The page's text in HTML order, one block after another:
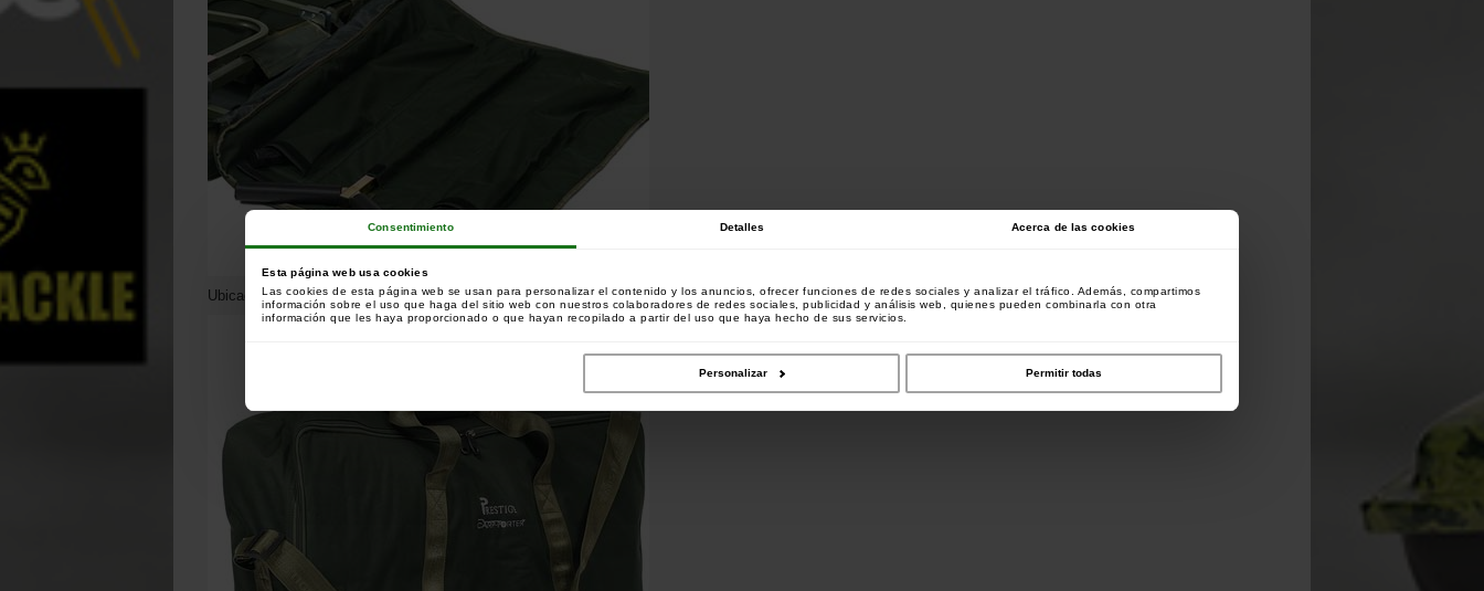
Consentimiento Detalles Acerca de las cookies
Esta página web usa cookies
Las cookies de esta página web se usan para personalizar el contenido y los anuncios, ofrecer funciones de redes sociales y analizar el tráfico. Además, compartimos
información sobre el uso que haga del sitio web con nuestros colaboradores de redes sociales, publicidad y análisis web, quienes pueden combinarla con otra
información que les haya proporcionado o que hayan recopilado a partir del uso que haya hecho de sus servicios.
Personalizar Permitir todas
Ubicación para manijas y barra Y